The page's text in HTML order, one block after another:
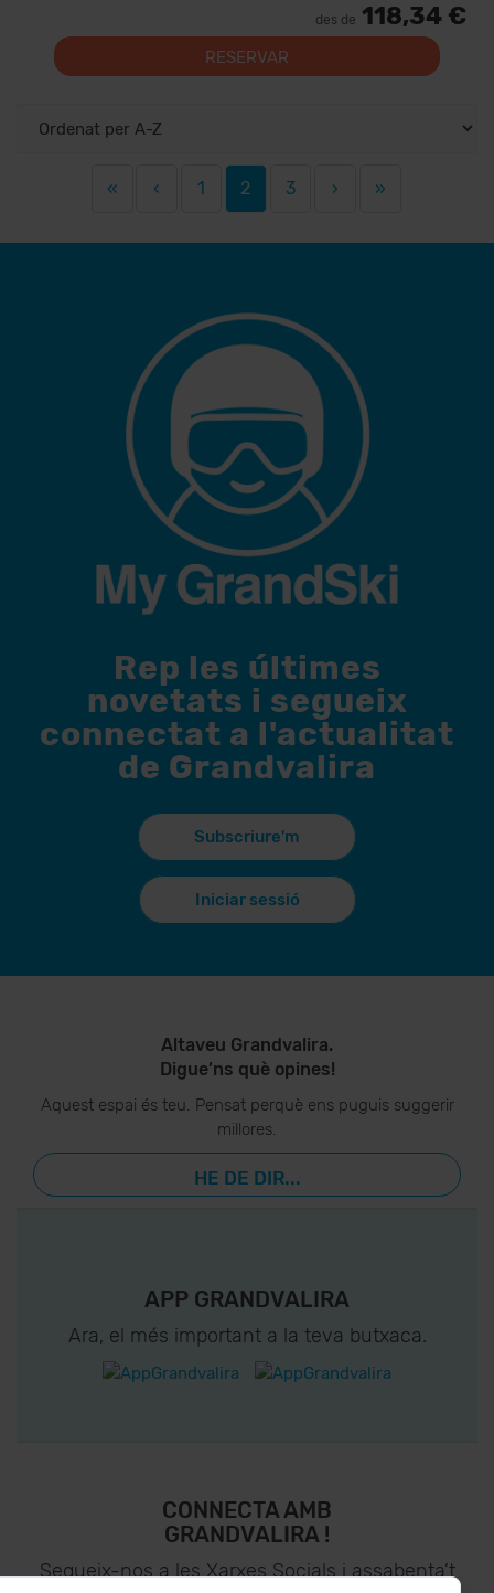
des de 118,34 €
RESERVAR
« ‹ 1 2 3 › »
Rep les últimes
novetats i segueix
connectat a l'actualitat
de Grandvalira
Subscriure'm
Iniciar sessió
Altaveu Grandvalira.
Digue’ns què opines!
Aquest espai és teu. Pensat perquè ens puguis suggerir
millores.
HE DE DIR...
APP GRANDVALIRA
Ara, el més important a la teva butxaca.
CONNECTA AMB
GRANDVALIRA !
Segueix-nos a les Xarxes Socials i assabenta’t